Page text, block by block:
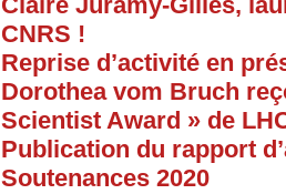
CNRS !
Reprise d’activité en
Dorothea vom Bruch
Scientist Award » de
Publication du rapport
Soutenances 2020